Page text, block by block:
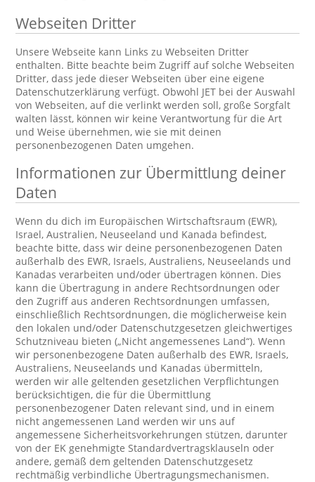
Webseiten Dritter
Unsere Webseite kann Links zu Webseiten Dritter
enthalten. Bitte beachte beim Zugriff auf solche Webseiten
Dritter, dass jede dieser Webseiten über eine eigene
Datenschutzerklärung verfügt. Obwohl JET bei der Auswahl
von Webseiten, auf die verlinkt werden soll, große Sorgfalt
walten lässt, können wir keine Verantwortung für die Art
und Weise übernehmen, wie sie mit deinen
personenbezogenen Daten umgehen.
Informationen zur Übermittlung deiner
Daten
Wenn du dich im Europäischen Wirtschaftsraum (EWR),
Israel, Australien, Neuseeland und Kanada befindest,
beachte bitte, dass wir deine personenbezogenen Daten
außerhalb des EWR, Israels, Australiens, Neuseelands und
Kanadas verarbeiten und/oder übertragen können. Dies
kann die Übertragung in andere Rechtsordnungen oder
den Zugriff aus anderen Rechtsordnungen umfassen,
einschließlich Rechtsordnungen, die möglicherweise kein
den lokalen und/oder Datenschutzgesetzen gleichwertiges
Schutzniveau bieten („Nicht angemessenes Land“). Wenn
wir personenbezogene Daten außerhalb des EWR, Israels,
Australiens, Neuseelands und Kanadas übermitteln,
werden wir alle geltenden gesetzlichen Verpflichtungen
berücksichtigen, die für die Übermittlung
personenbezogener Daten relevant sind, und in einem
nicht angemessenen Land werden wir uns auf
angemessene Sicherheitsvorkehrungen stützen, darunter
von der EK genehmigte Standardvertragsklauseln oder
andere, gemäß dem geltenden Datenschutzgesetz
rechtmäßig verbindliche Übertragungsmechanismen.